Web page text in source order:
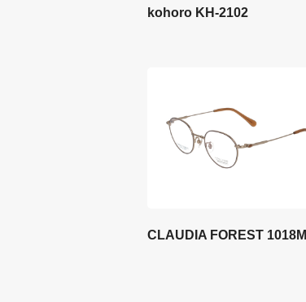
kohoro KH-2102
CLAUDIA FOREST 1018M